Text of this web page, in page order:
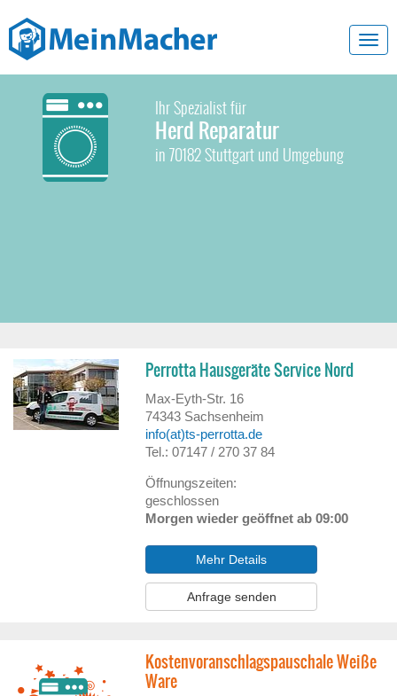
Ihr Spezialist für
Herd Reparatur
in 70182 Stuttgart und Umgebung
Perrotta Hausgeräte Service Nord
Max-Eyth-Str. 16
74343 Sachsenheim
info(at)ts-perrotta.de
Tel.: 07147 / 270 37 84
Öffnungszeiten:
geschlossen
Morgen wieder geöffnet ab 09:00
Mehr Details
Anfrage senden
Kostenvoranschlagspauschale Weiße
Ware